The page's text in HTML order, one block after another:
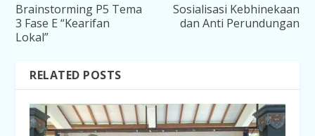
Brainstorming P5 Tema
3 Fase E “Kearifan
Lokal”
Sosialisasi Kebhinekaan
dan Anti Perundungan
RELATED POSTS